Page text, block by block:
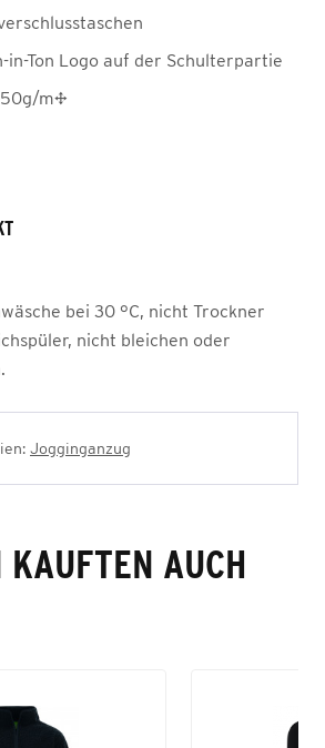
in-Ton Logo auf der Schulterpartie
m²
bei 30 °C, nicht Trockner
nicht bleichen oder
Jogginganzug
KAUFTEN AUCH